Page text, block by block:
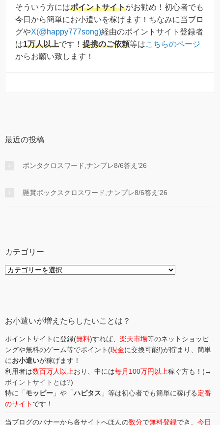
そういう方にはポイントサイトがお勧め！初心者でも
今日から簡単にお小遣いを稼げます！ちなみに当ブロ
グやX(@happy777song)経由のポイントサイト登録者
は1万人以上です！ 提携のご依頼等はこちらのページ
からお願い致します！
最近の投稿
ポンタクロスワード,ナンプレ8/6答え’26
懸賞ボックスクロスワード,ナンプレ8/6答え’26
カテゴリー
カ
お小遣いが増えたらしたいことは？
ポイントサイトに登録(無料)すれば、 楽天市場等のネットショッピ
ングや無料のゲーム等でポイント(現金に交換可能!)が貯まり、簡単
にお小遣いが稼げます！
利用者は数百万人以上おり、中には毎月100万円以上稼ぐ方も！(→
ポイントサイトとは?)
特に「モッピー 」や「ハピタス 」等は初心者でも簡単に稼げる定番
のサイト です！
当ブログのバナーから各サイトへほんの数分で無料登録でき、 今日